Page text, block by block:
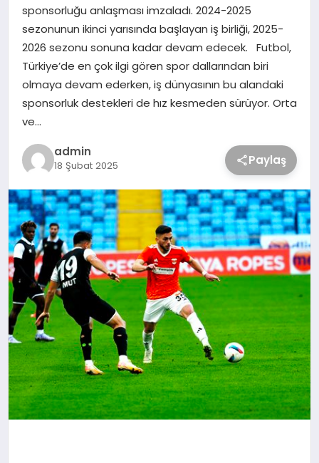
YAŞAM
sponsorluğu anlaşması imzaladı. 2024-2025
sezonunun ikinci yarısında başlayan iş birliği, 2025-
2026 sezonu sonuna kadar devam edecek. Futbol,
Türkiye’de en çok ilgi gören spor dallarından biri
olmaya devam ederken, iş dünyasının bu alandaki
sponsorluk destekleri de hız kesmeden sürüyor. Orta
ve…
admin
18 Şubat 2025 Paylaş